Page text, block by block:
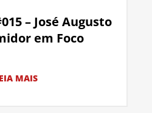
– José Augusto
em Foco
MAIS